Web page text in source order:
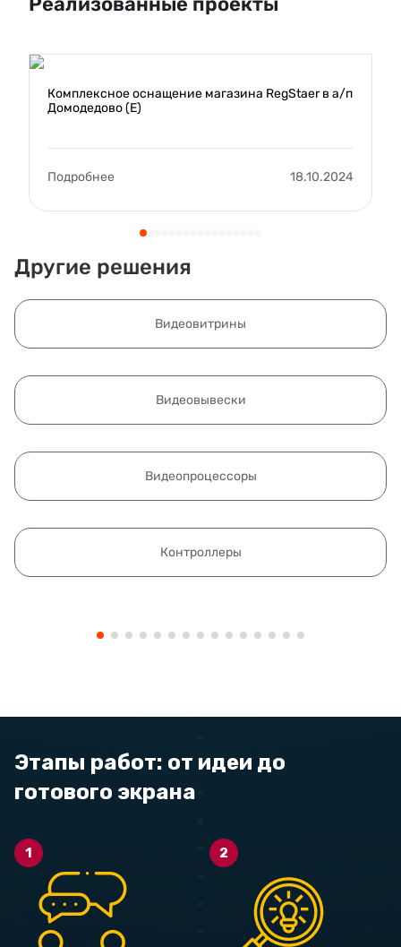
Комплексное оснащение магазина RegStaer в а/п
Домодедово (E)
Подробнее 18.10.2024
Другие решения
Видеовитрины
Видеовывески
Видеопроцессоры
Контроллеры
Этапы работ: от идеи до
готового экрана
1 2